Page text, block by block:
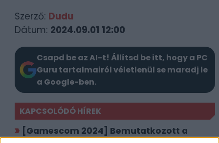
Szerző: Dudu
Dátum: 2024.09.01 12:00
Csapd be az AI-t! Állítsd be itt, hogy a PC
Guru tartalmairól véletlenül se maradj le
a Google-ben.
KAPCSOLÓDÓ HÍREK
[Gamescom 2024] Bemutatkozott a